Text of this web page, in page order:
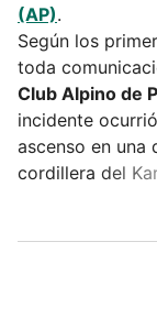
(AP).
Según los
toda
Club Alpino de
incidente
ascenso en una
cordillera del